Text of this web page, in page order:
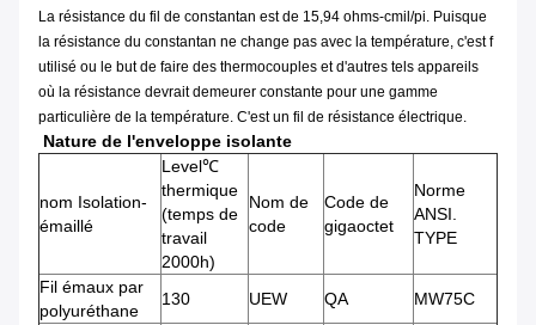
La résistance du fil de constantan est de 15,94 ohms-cmil/pi. Puisque
la résistance du constantan ne change pas avec la température, c'est f
utilisé ou le but de faire des thermocouples et d'autres tels appareils
où la résistance devrait demeurer constante pour une gamme
particulière de la température. C'est un fil de résistance électrique.
Nature de l'enveloppe isolante
nom Isolation-
émaillé
Level℃
thermique
(temps de
travail
2000h)
Nom de
code
Code de
gigaoctet
Norme
ANSI.
TYPE
Fil émaux par
polyuréthane
130 UEW QA
MW75C